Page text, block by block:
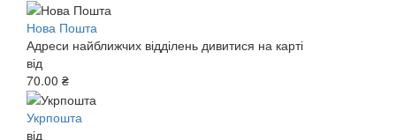
Нова Пошта
Адреси найближчих відділень дивитися на карті
від
70.00 ₴
Укрпошта
від